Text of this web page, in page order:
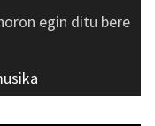
egin ditu bere